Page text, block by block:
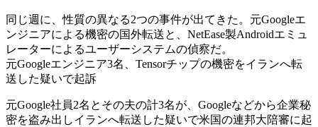
同じ週に、性質の異なる2つの事件が出てきた。元Googleエ
ンジニアによる機密の国外転送と、NetEase製Androidエミュ
レーターによるユーザーシステムの偵察だ。
元Googleエンジニア3名、Tensorチップの機密をイランへ転
送した疑いで起訴
元Google社員2名とその夫の計3名が、Googleなどから企業秘
密を盗み出しイランへ転送した疑いで米国の連邦大陪審に起